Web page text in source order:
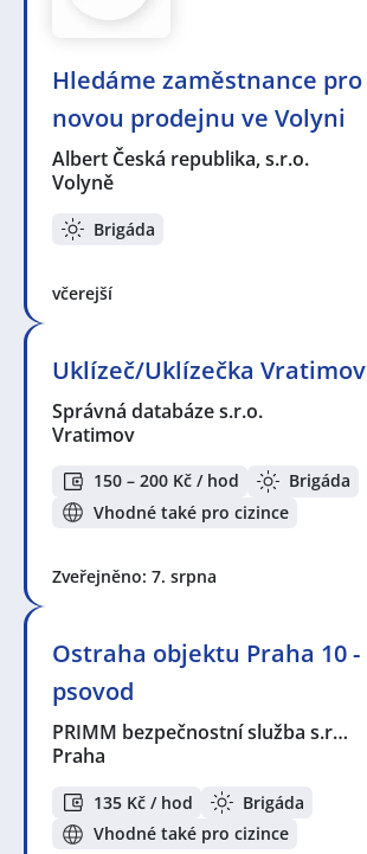
Hledáme zaměstnance pro
novou prodejnu ve Volyni
Albert Česká republika, s.r.o.
Volyně
Brigáda
včerejší
Uklízeč/Uklízečka Vratimov
Správná databáze s.r.o.
Vratimov
150 – 200 Kč / hod
Brigáda
Vhodné také pro cizince
Zveřejněno: 7. srpna
Ostraha objektu Praha 10 -
psovod
PRIMM bezpečnostní služba s.r…
Praha
135 Kč / hod
Brigáda
Vhodné také pro cizince